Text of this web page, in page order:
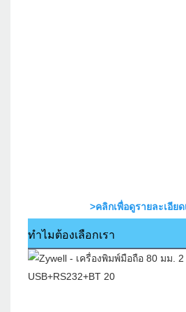
>คลิกเพื่อดูรายละเอีย
ทำไมต้องเลือกเรา